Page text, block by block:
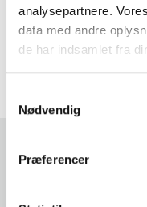
analysepartnere.
data med andre
de har indsamlet fra
Nødvendig
Præferencer
Uanset om du
sandwichpaneler, kan
passer til dit